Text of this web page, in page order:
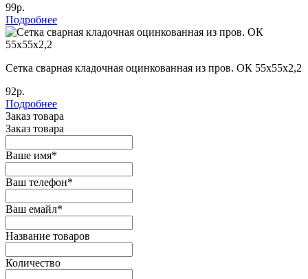
99р.
Подробнее
Сетка сварная кладочная оцинкованная из пров. ОК 55х55х2,2
92р.
Подробнее
Заказ товара
Заказ товара
Ваше имя*
Ваш телефон*
Ваш емайл*
Название товаров
Количество